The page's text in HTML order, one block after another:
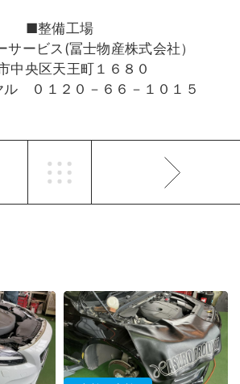
■整備工場
サービス(冨士物産株式会社）
中央区天王町１６８０
ル ０１２０－６６－１０１５